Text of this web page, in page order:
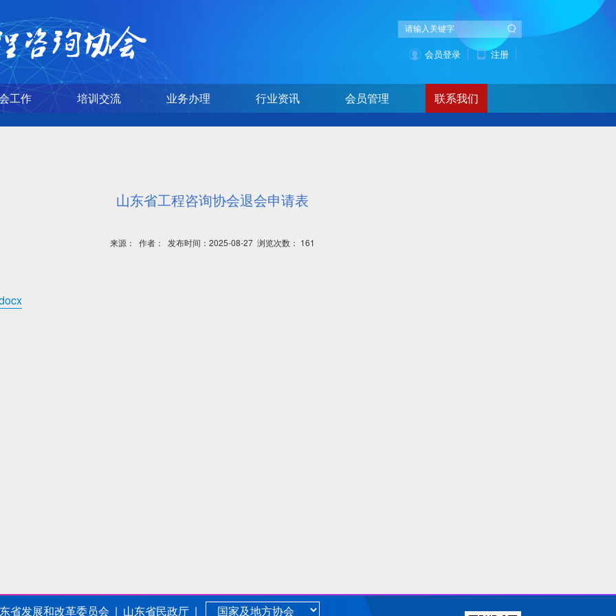
会员登录 注册
工作 培训交流 业务办理 行业资讯 会员管理 联系我们
山东省工程咨询协会退会申请表
来源： 作者： 发布时间：2025-08-27 浏览次数： 161
省发展和改革委员会 | 山东省民政厅 |